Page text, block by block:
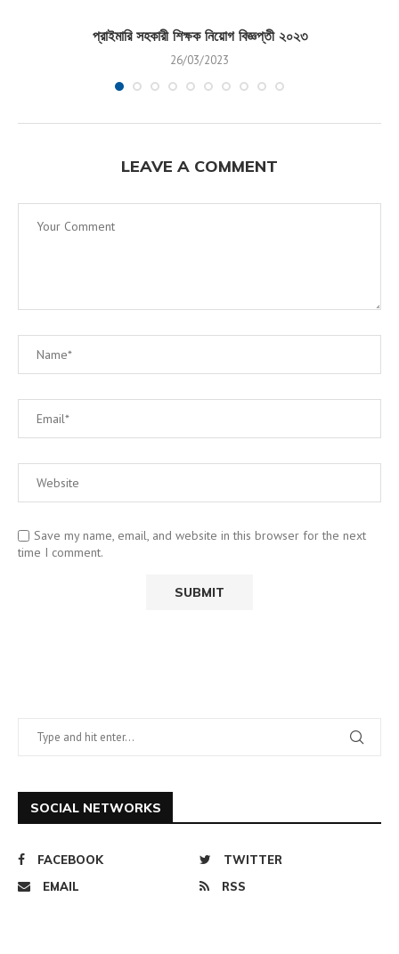
প্রাইমারি সহকারী শিক্ষক নিয়োগ বিজ্ঞপ্তী ২০২৩
26/03/2023
LEAVE A COMMENT
Save my name, email, and website in this browser for the next
time I comment.
SOCIAL NETWORKS
FACEBOOK
TWITTER
EMAIL
RSS